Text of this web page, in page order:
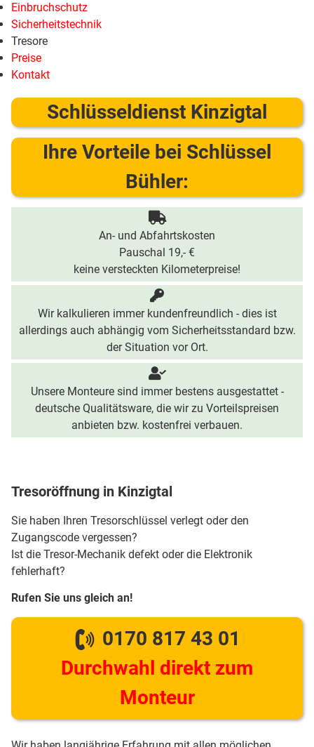
Einbruchschutz
Sicherheitstechnik
Tresore
Preise
Kontakt
Schlüsseldienst Kinzigtal
Ihre Vorteile bei Schlüssel
Bühler:
An- und Abfahrtskosten
Pauschal 19,- €
keine versteckten Kilometerpreise!
Wir kalkulieren immer kundenfreundlich - dies ist
allerdings auch abhängig vom Sicherheitsstandard bzw.
der Situation vor Ort.
Unsere Monteure sind immer bestens ausgestattet -
deutsche Qualitätsware, die wir zu Vorteilspreisen
anbieten bzw. kostenfrei verbauen.
Tresoröffnung in Kinzigtal
Sie haben Ihren Tresorschlüssel verlegt oder den
Zugangscode vergessen?
Ist die Tresor-Mechanik defekt oder die Elektronik
fehlerhaft?
Rufen Sie uns gleich an!
0170 817 43 01
Durchwahl direkt zum
Monteur